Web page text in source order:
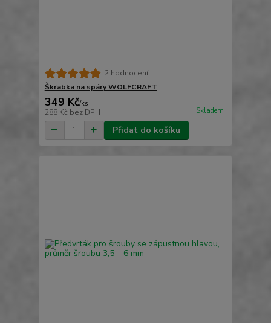
2 hodnocení
Škrabka na spáry WOLFCRAFT
349 Kč/ks
288 Kč bez DPH Skladem
Přidat do košíku